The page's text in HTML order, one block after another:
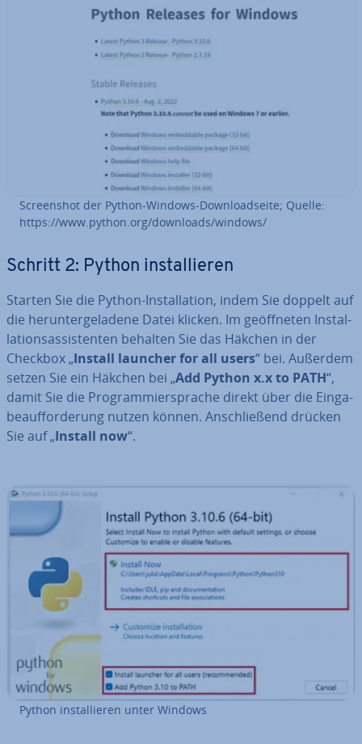
Screen­shot der Python-Windows-Down­load­sei­te; Quelle:
https://www.python.org/downloads/windows/
Schritt 2: Python in­stal­lie­ren
Starten Sie die Python-In­stal­la­ti­on, indem Sie doppelt auf
die her­un­ter­ge­la­de­ne Datei klicken. Im ge­öff­ne­ten In­stal­
la­ti­ons­as­sis­ten­ten behalten Sie das Häkchen in der
Checkbox „Install launcher for all users“ bei. Außerdem
setzen Sie ein Häkchen bei „Add Python x.x to PATH“,
damit Sie die Pro­gram­mier­spra­che direkt über die Ein­ga­
be­auf­for­de­rung nutzen können. An­schlie­ßend drücken
Sie auf „Install now“.
Python in­stal­lie­ren unter Windows